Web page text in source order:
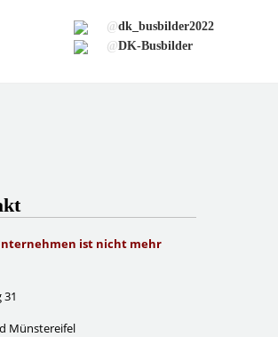
@dk_busbilder2022
@DK-Busbilder
ist nicht mehr
31
Münstereifel